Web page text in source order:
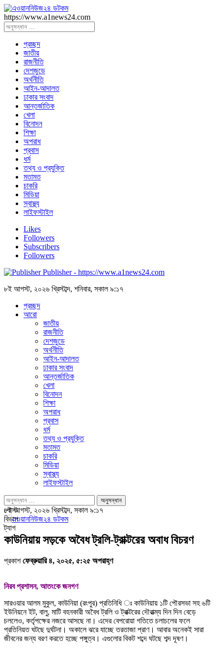
https://www.a1news24.com
প্রচ্ছদ
জাতীয়
রাজনীতি
দেশজুডে
অর্থনীতি
আইন-আদালত
ঢাকার সংবাদ
আন্তর্জাতিক
খেলা
বিনোদন
শিক্ষা
অপরাধ
প্রবাস
ধর্ম
তথ্য ও প্রযুক্তি
মতামত
চাকরি
মিডিয়া
স্বাস্থ্য
লাইফস্টাইল
Likes
Followers
Subscribers
Followers
Publisher - https://www.a1news24.com
৮ই আগস্ট, ২০২৬ খ্রিস্টাব্দ, শনিবার, সকাল ৯:১৭
প্রচ্ছদ
আরো
জাতীয়
রাজনীতি
দেশজুডে
অর্থনীতি
আইন-আদালত
ঢাকার সংবাদ
আন্তর্জাতিক
খেলা
বিনোদন
শিক্ষা
অপরাধ
প্রবাস
ধর্ম
তথ্য ও প্রযুক্তি
মতামত
চাকরি
মিডিয়া
স্বাস্থ্য
লাইফস্টাইল
পোস্ট
বিভাগ
ট্যাগ
৮ই আগস্ট, ২০২৬ খ্রিস্টাব্দ, সকাল ৯:১৭
কাউনিয়ায় সড়কে অবৈধ ট্রলি-ট্রাক্টরের অবাধ বিচরণ
প্রকাশফেব্রুয়ারি ৪, ২০২৫, ৫:২৫ অপরাহ্ণ
নিরব প্রশাসন, আতংকে জনগণ
সারওয়ার আলম মুকুল, কাউনিয়া (রংপুর) প্রতিনিধি ঃ কাউনিয়ায় ১টি পৌরসভা সহ ৬টি
ইউনিয়নে ইট, বালু, মাটি বহনকারী অবৈধ ট্রলি ও ট্রাক্টরের দৌরাত্ম্য দিন দিন বেড়ে
চললেও, কর্তৃপক্ষের নজরে আসছে না। এদের বেপরোয়া গতিতে চলাচলের ফলে
প্রতিনিয়ত ঘটছে দুর্ঘটনা। অকালে ঝরে যাচ্ছে তরতাজা প্রাণ। আবার অনেকই সারা
জীবনের জন্য বরণ করতে হচ্ছে পঙ্গুত্ব। এগুলোর বিকট শব্দে ঘটছে শব্দ দূষণ।